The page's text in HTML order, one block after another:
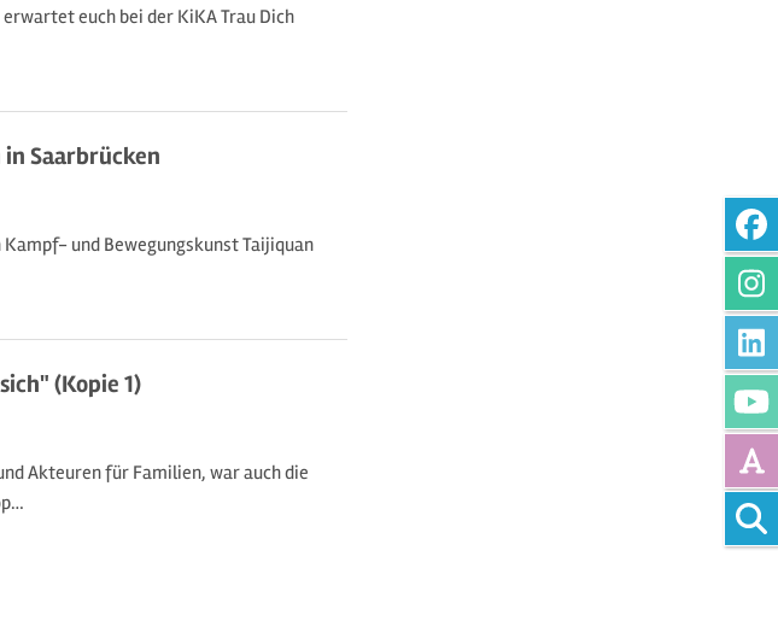
euch bei der KiKA Trau Dich
Saarbrücken
und Bewegungskunst Taijiquan
(Kopie 1)
Akteuren für Familien, war auch die